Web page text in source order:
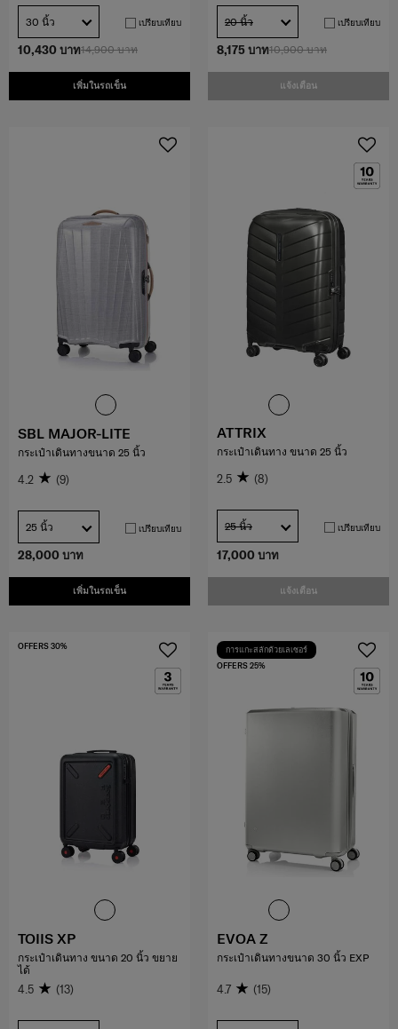
14,900 บาท
10,430 บาท
เพิ่มในรถเข็น
30 นิ้ว เปรียบเทียบ
10,900 บาท
8,175 บาท
แจ้งเตือน
20 นิ้ว เปรียบเทียบ
28,000 บาท
เพิ่มในรถเข็น
SBL MAJOR-LITE
กระเป๋าเดินทางขนาด 25 นิ้ว
4.2 (9)
25 นิ้ว เปรียบเทียบ
17,000 บาท
แจ้งเตือน
ATTRIX
กระเป๋าเดินทาง ขนาด 25 นิ้ว
2.5 (8)
25 นิ้ว เปรียบเทียบ
OFFERS 30%
TOIIS XP
กระเป๋าเดินทาง ขนาด 20 นิ้ว ขยาย
ได้
4.5 (13)
OFFERS 25%
การแกะสลักด้วยเลเซอร์
EVOA Z
กระเป๋าเดินทางขนาด 30 นิ้ว EXP
4.7 (15)